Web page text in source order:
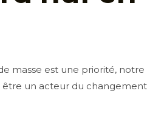
masse est une priorité, notre
être un acteur du